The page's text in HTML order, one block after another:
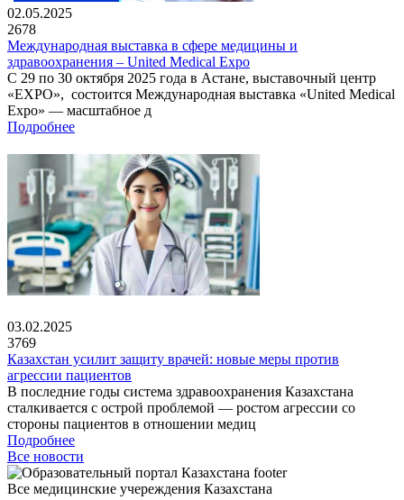
02.05.2025
2678
Международная выставка в сфере медицины и
здравоохранения – United Medical Expo
С 29 по 30 октября 2025 года в Астане, выставочный центр
«EXPO», состоится Международная выставка «United Medical
Expo» — масштабное д
Подробнее
03.02.2025
3769
Казахстан усилит защиту врачей: новые меры против
агрессии пациентов
В последние годы система здравоохранения Казахстана
сталкивается с острой проблемой — ростом агрессии со
стороны пациентов в отношении медиц
Подробнее
Все новости
Все медицинские учереждения Казахстана